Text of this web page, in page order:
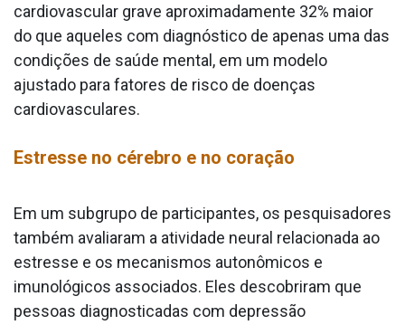
cardiovascular grave aproximadamente 32% maior
do que aqueles com diagnóstico de apenas uma das
condições de saúde mental, em um modelo
ajustado para fatores de risco de doenças
cardiovasculares.
Estresse no cérebro e no coração
Em um subgrupo de participantes, os pesquisadores
também avaliaram a atividade neural relacionada ao
estresse e os mecanismos autonômicos e
imunológicos associados. Eles descobriram que
pessoas diagnosticadas com depressão